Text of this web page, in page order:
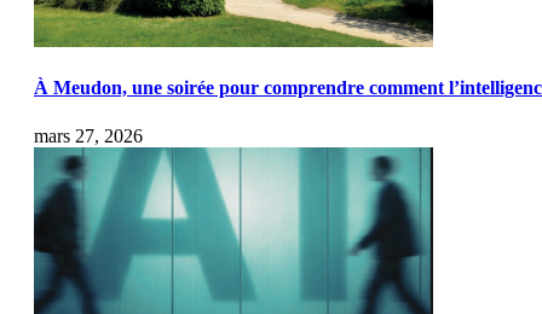
À Meudon, une soirée pour comprendre comment
mars 27, 2026